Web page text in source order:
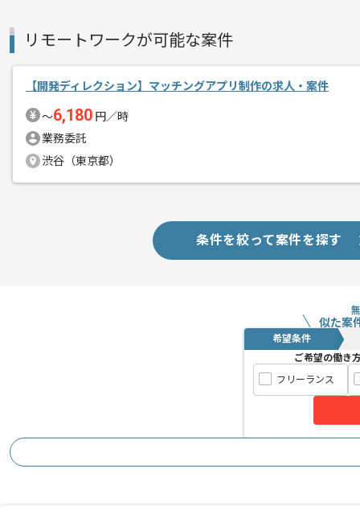
リモートワークが可能な案件
【開発ディレクション】マッチングアプリ制作の求人・案件
〜6,180 円／時
業務委託
渋谷（東京都）
条件を絞って案件を探す
似た案
希望条件
ご希望の働き
フリーランス